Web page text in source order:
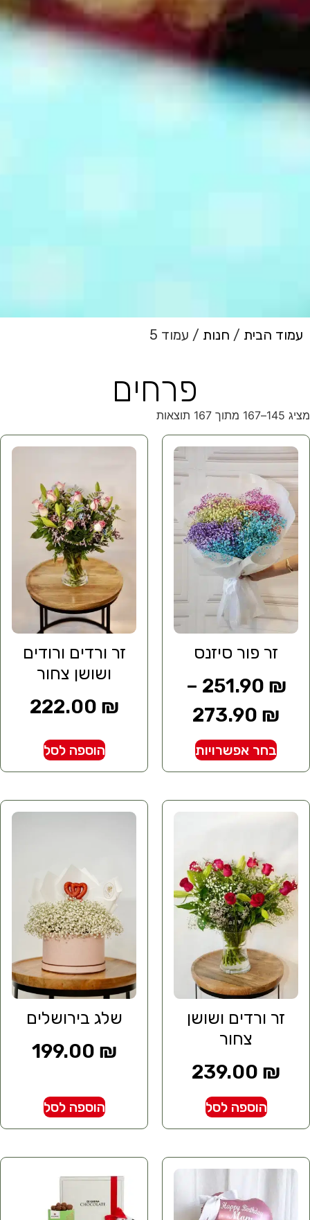
עמוד הבית / חנות / עמוד 5
פרחים
מציג 145–167 מתוך 167 תוצאות
זר פור סיזנס
251.90 ₪
–
273.90 ₪
בחר אפשרויות
זר ורדים ורודים
ושושן צחור
222.00 ₪
הוספה לסל
זר ורדים ושושן
צחור
239.00 ₪
הוספה לסל
שלג בירושלים
199.00 ₪
הוספה לסל